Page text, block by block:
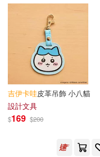
電子書(6)
講談社(26)
サンスター文具(18)
台灣角川(17)
PARADE(8)
トーマン･トイズ(7)
展開
配送方式
吉伊卡哇皮革吊飾 小八貓
設計文具
$169 $200